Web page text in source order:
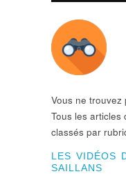
Vous ne trouvez
Tous les articles
classés par
LES VIDÉOS
SAILLANS